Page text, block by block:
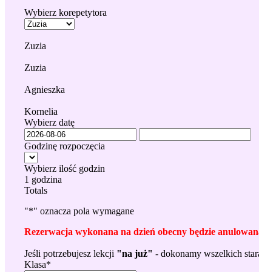
Wybierz korepetytora
Zuzia
Zuzia
Agnieszka
Kornelia
Wybierz datę
Godzinę rozpoczęcia
Wybierz ilość godzin
1 godzina
Totals
"*" oznacza pola wymagane
Rezerwacja wykonana na dzień obecny będzie
Jeśli potrzebujesz lekcji "na już" - dokonamy wszelkich
Klasa*